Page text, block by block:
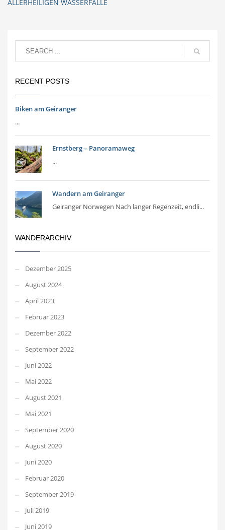
ALLERHEILIGEN WASSERFÄLLE
RECENT POSTS
Biken am Geiranger
...
Ernstberg – Panoramaweg
...
Wandern am Geiranger
Geiranger Norwegen Nach langer Regenzeit, endli...
WANDERARCHIV
Dezember 2025
August 2024
April 2023
Februar 2023
Dezember 2022
September 2022
Juni 2022
Mai 2022
August 2021
Mai 2021
September 2020
August 2020
Juni 2020
Februar 2020
September 2019
Juli 2019
Juni 2019